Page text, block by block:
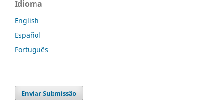
Idioma
English
Español
Português
Enviar Submissão